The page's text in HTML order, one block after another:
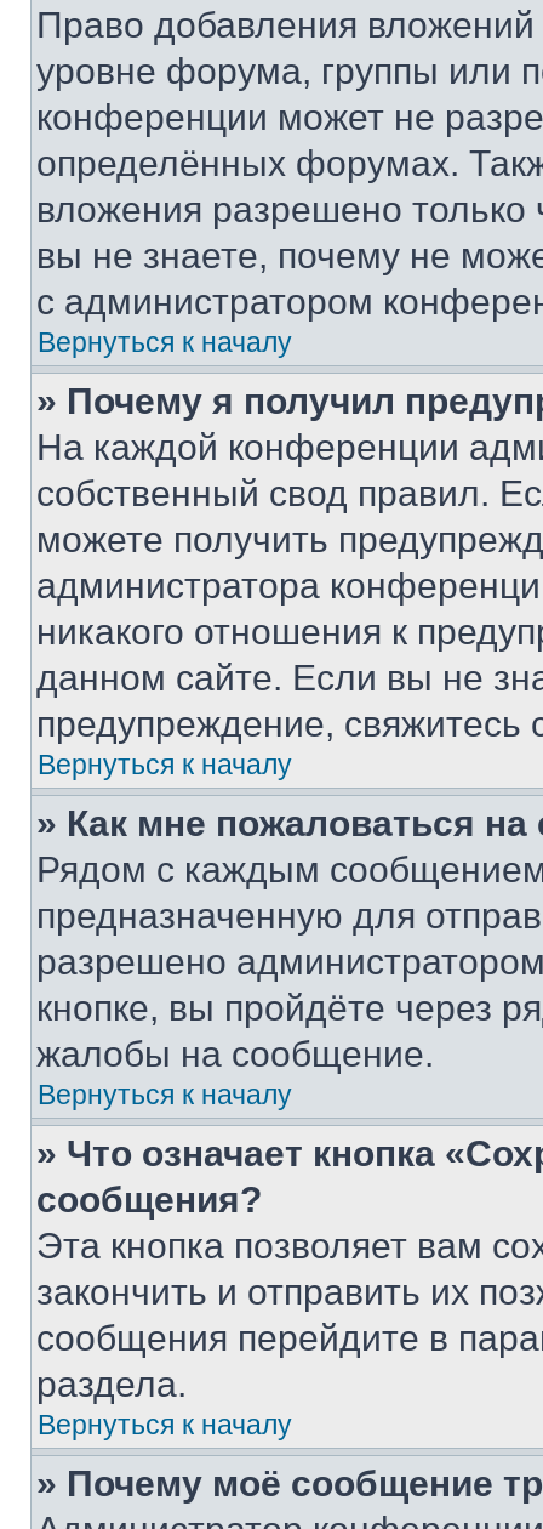
Право добавления
уровне форума, группы или
конференции может не
определённых форумах.
вложения разрешено
вы не знаете, почему не
с администратором
Вернуться к началу
» Почему я получил
На каждой конференции
собственный свод правил.
можете получить
администратора
никакого отношения к
данном сайте. Если вы не
предупреждение,
Вернуться к началу
» Как мне пожаловаться
Рядом с каждым сообщением
предназначенную для
разрешено
кнопке, вы пройдёте через
жалобы на сообщение.
Вернуться к началу
» Что означает кнопка
сообщения?
Эта кнопка позволяет вам
закончить и отправить их
сообщения перейдите в
раздела.
Вернуться к началу
» Почему моё сообщение